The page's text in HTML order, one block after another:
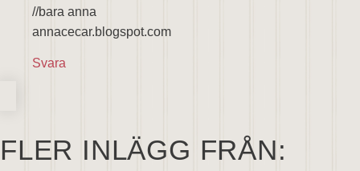
//bara anna
annacecar.blogspot.com
Svara
FLER INLÄGG FRÅN: